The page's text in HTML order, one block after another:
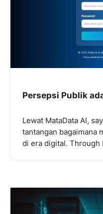
Persepsi Publik
Lewat MataData AI,
tantangan bagaimana
di era digital. Through